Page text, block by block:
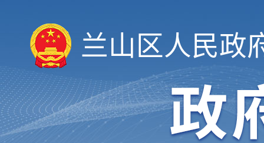
兰山区人民政